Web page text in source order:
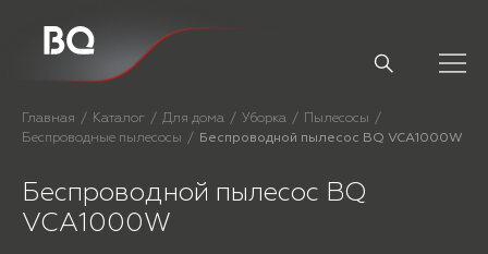
Главная Каталог Для дома Уборка
Пылесосы
Беспроводные пылесосы
Беспроводной пылесос BQ VCA1000W
Беспроводной пылесос BQ
VCA1000W